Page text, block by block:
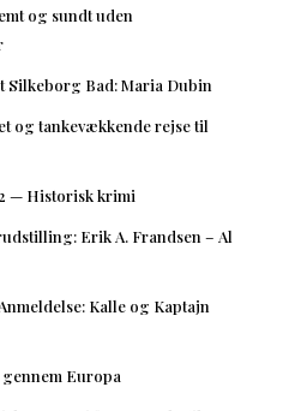
og sundt uden
Silkeborg Bad: Maria Dubin
og tankevækkende rejse til
— Historisk krimi
Erik A. Frandsen – Al
Kalle og Kaptajn
gennem Europa